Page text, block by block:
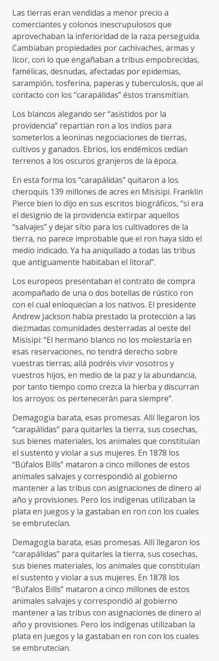
Las tierras eran vendidas a menor precio a
comerciantes y colonos inescrupulosos que
aprovechaban la inferioridad de la raza perseguida.
Cambiaban propiedades por cachivaches, armas y
licor, con lo que engañaban a tribus empobrecidas,
famélicas, desnudas, afectadas por epidemias,
sarampión, tosferina, paperas y tuberculosis, que al
contacto con los “carapálidas” éstos transmitían.
Los blancos alegando ser “asistidos por la
providencia” repartían ron a los indios para
someterlos a leoninas negociaciones de tierras,
cultivos y ganados. Ebrios, los endémicos cedían
terrenos a los oscuros granjeros de la época.
En esta forma los “carapálidas” quitaron a los
cheroquis 139 millones de acres en Misisipi. Franklin
Pierce bien lo dijo en sus escritos biográficos, “si era
el designio de la providencia extirpar aquellos
“salvajes” y dejar sitio para los cultivadores de la
tierra, no parece improbable que el ron haya sido el
medio indicado. Ya ha aniquilado a todas las tribus
que antiguamente habitaban el litoral”.
Los europeos presentaban el contrato de compra
acompañado de una o dos botellas de rústico ron
con el cual enloquecían a los nativos. El presidente
Andrew Jackson había prestado la protección a las
diezmadas comunidades desterradas al oeste del
Misisipi: “El hermano blanco no los molestaría en
esas reservaciones, no tendrá derecho sobre
vuestras tierras; allá podréis vivir vosotros y
vuestros hijos, en medio de la paz y la abundancia,
por tanto tiempo como crezca la hierba y discurran
los arroyos: os pertenecerán para siempre”.
Demagogia barata, esas promesas. Allí llegaron los
“carapálidas” para quitarles la tierra, sus cosechas,
sus bienes materiales, los animales que constituían
el sustento y violar a sus mujeres. En 1878 los
“Búfalos Bills” mataron a cinco millones de estos
animales salvajes y correspondió al gobierno
mantener a las tribus con asignaciones de dinero al
año y provisiones. Pero los indígenas utilizaban la
plata en juegos y la gastaban en ron con los cuales
se embrutecían.
Demagogia barata, esas promesas. Allí llegaron los
“carapálidas” para quitarles la tierra, sus cosechas,
sus bienes materiales, los animales que constituían
el sustento y violar a sus mujeres. En 1878 los
“Búfalos Bills” mataron a cinco millones de estos
animales salvajes y correspondió al gobierno
mantener a las tribus con asignaciones de dinero al
año y provisiones. Pero los indígenas utilizaban la
plata en juegos y la gastaban en ron con los cuales
se embrutecían.